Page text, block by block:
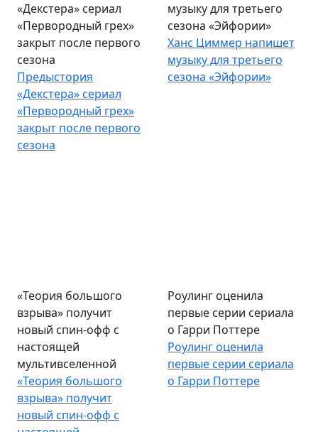
«Декстера» сериал
«Первородный грех»
закрыт после первого
сезона
Предыстория
«Декстера» сериал
«Первородный грех»
закрыт после первого
сезона
музыку для третьего
сезона «Эйфории»
Ханс Циммер напишет
музыку для третьего
сезона «Эйфории»
«Теория большого
взрыва» получит
новый спин-офф с
настоящей
мультивселенной
«Теория большого
взрыва» получит
новый спин-офф с
Роулинг оценила
первые серии сериала
о Гарри Поттере
Роулинг оценила
первые серии сериала
о Гарри Поттере